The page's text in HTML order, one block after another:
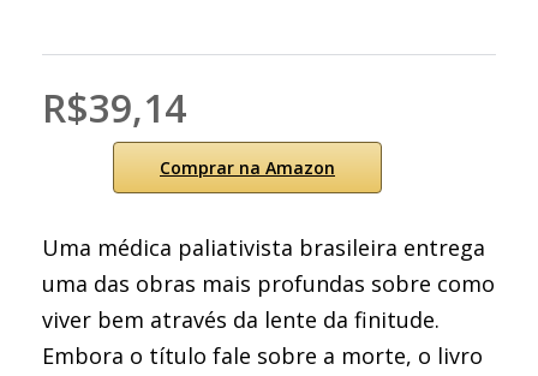
R$39,14
Comprar na Amazon
Uma médica paliativista brasileira entrega
uma das obras mais profundas sobre como
viver bem através da lente da finitude.
Embora o título fale sobre a morte, o livro